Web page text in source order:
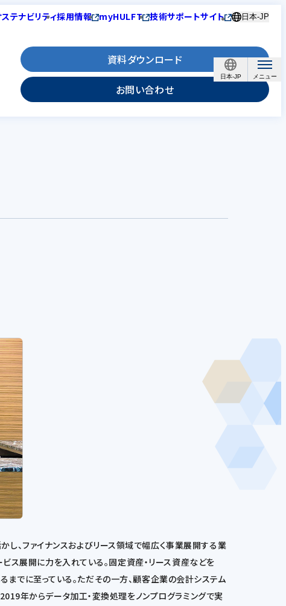
日本-JP
テナビリティ採用情報 myHULFT 技術サポートサイト 日本-JP
資料ダウンロード
お問い合わせ
し、ファイナンスおよびリース領域で幅広く事業展開する業
ス展開に力を入れている。固定資産・リース資産などを
でに至っている。ただその一方、顧客企業の会計システム
年からデータ加工・変換処理をノンプログラミングで実